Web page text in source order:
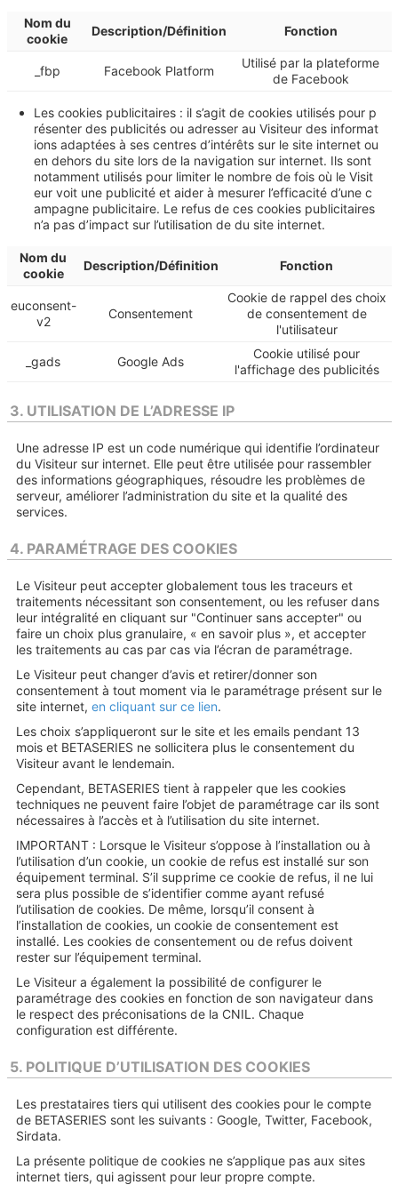
Nom du
cookie
Description/Définition Fonction
_fbp Facebook Platform
Utilisé par la plateforme
de Facebook
Les cookies publicitaires : il s’agit de cookies utilisés pour p
résenter des publicités ou adresser au Visiteur des informat
ions adaptées à ses centres d’intérêts sur le site internet ou
en dehors du site lors de la navigation sur internet. Ils sont
notamment utilisés pour limiter le nombre de fois où le Visit
eur voit une publicité et aider à mesurer l’efficacité d’une c
ampagne publicitaire. Le refus de ces cookies publicitaires
n’a pas d’impact sur l’utilisation de du site internet.
Nom du
cookie
Description/Définition Fonction
euconsent-
v2
Consentement
Cookie de rappel des choix
de consentement de
l'utilisateur
_gads Google Ads
Cookie utilisé pour
l'affichage des publicités
3. UTILISATION DE L’ADRESSE IP
Une adresse IP est un code numérique qui identifie l’ordinateur
du Visiteur sur internet. Elle peut être utilisée pour rassembler
des informations géographiques, résoudre les problèmes de
serveur, améliorer l’administration du site et la qualité des
services.
4. PARAMÉTRAGE DES COOKIES
Le Visiteur peut accepter globalement tous les traceurs et
traitements nécessitant son consentement, ou les refuser dans
leur intégralité en cliquant sur "Continuer sans accepter" ou
faire un choix plus granulaire, « en savoir plus », et accepter
les traitements au cas par cas via l’écran de paramétrage.
Le Visiteur peut changer d’avis et retirer/donner son
consentement à tout moment via le paramétrage présent sur le
site internet, en cliquant sur ce lien.
Les choix s’appliqueront sur le site et les emails pendant 13
mois et BETASERIES ne sollicitera plus le consentement du
Visiteur avant le lendemain.
Cependant, BETASERIES tient à rappeler que les cookies
techniques ne peuvent faire l’objet de paramétrage car ils sont
nécessaires à l’accès et à l’utilisation du site internet.
IMPORTANT : Lorsque le Visiteur s’oppose à l’installation ou à
l’utilisation d’un cookie, un cookie de refus est installé sur son
équipement terminal. S’il supprime ce cookie de refus, il ne lui
sera plus possible de s’identifier comme ayant refusé
l’utilisation de cookies. De même, lorsqu’il consent à
l’installation de cookies, un cookie de consentement est
installé. Les cookies de consentement ou de refus doivent
rester sur l’équipement terminal.
Le Visiteur a également la possibilité de configurer le
paramétrage des cookies en fonction de son navigateur dans
le respect des préconisations de la CNIL. Chaque
configuration est différente.
5. POLITIQUE D’UTILISATION DES COOKIES
Les prestataires tiers qui utilisent des cookies pour le compte
de BETASERIES sont les suivants : Google, Twitter, Facebook,
Sirdata.
La présente politique de cookies ne s’applique pas aux sites
internet tiers, qui agissent pour leur propre compte.